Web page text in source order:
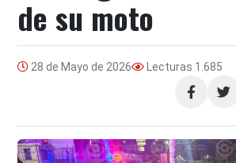
de su moto
28 de Mayo de 2026 Lecturas 1.685
Compartir